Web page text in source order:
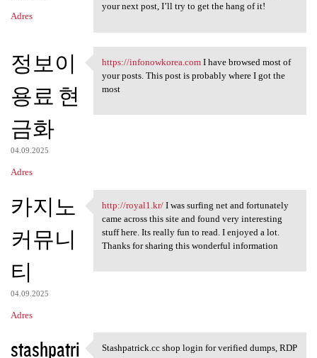
Adres
your next post, I’ll try to get the hang of it!
정보이
용료 현
금화
04.09.2025
Adres
https://infonowkorea.com I
https://infonowkorea.comI have browsed most of
your posts. This post is probably where I got the
most
카지노
커뮤니
티
04.09.2025
Adres
http://royal1.kr/ I was
http://royal1.kr/I was surfing net and fortunately
came across this site and found very interesting
stuff here. Its really fun to read. I enjoyed a lot.
Thanks for sharing this wonderful information
stashpatri
Stashpatrick.cc shop login for verified dumps, RDP